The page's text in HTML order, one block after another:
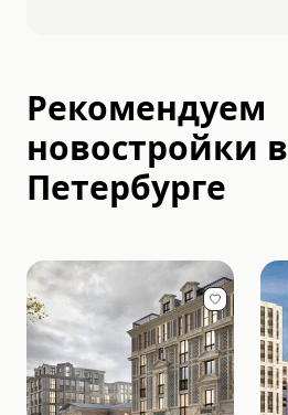
Рекомендуем
новостройки в
Петербурге